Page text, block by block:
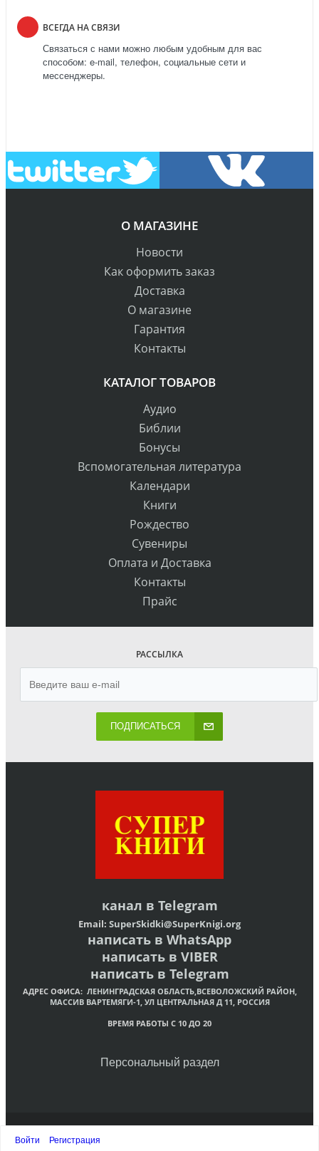
ВСЕГДА НА СВЯЗИ
Связаться с нами можно любым удобным для вас
способом: e-mail, телефон, социальные сети и
мессенджеры.
О МАГАЗИНЕ
Новости
Как оформить заказ
Доставка
О магазине
Гарантия
Контакты
КАТАЛОГ ТОВАРОВ
Аудио
Библии
Бонусы
Вспомогательная литература
Календари
Книги
Рождество
Сувениры
Оплата и Доставка
Контакты
Прайс
РАССЫЛКА
ПОДПИСАТЬСЯ
канал в Telegram
Email: SuperSkidki@SuperKnigi.org
написать в WhatsApp
написать в VIBER
написать в Telegram
АДРЕС ОФИСА: ЛЕНИНГРАДСКАЯ ОБЛАСТЬ,ВСЕВОЛОЖСКИЙ РАЙОН,
МАССИВ ВАРТЕМЯГИ-1, УЛ ЦЕНТРАЛЬНАЯ Д 11, РОССИЯ
ВРЕМЯ РАБОТЫ С 10 ДО 20
Персональный раздел
© Интернет-магазин христианских книг «Супер Книги»
Войти
Регистрация